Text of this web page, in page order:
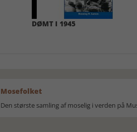
DØMT I 1945
Mosefolket
Den største samling af moselig i verden på